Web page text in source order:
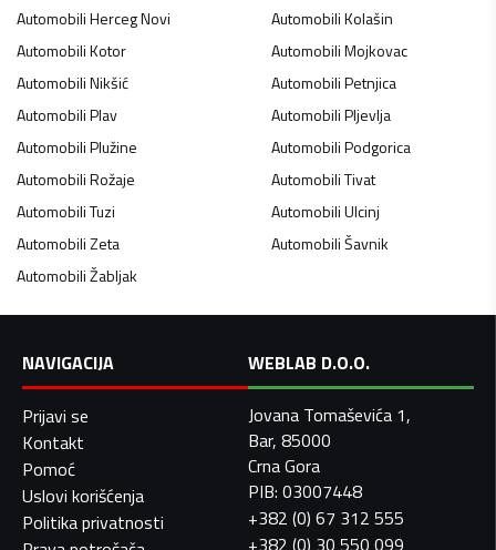
AutomobiliHerceg Novi AutomobiliKolašin
AutomobiliKotor AutomobiliMojkovac
AutomobiliNikšić AutomobiliPetnjica
AutomobiliPlav AutomobiliPljevlja
AutomobiliPlužine AutomobiliPodgorica
AutomobiliRožaje AutomobiliTivat
AutomobiliTuzi AutomobiliUlcinj
AutomobiliZeta AutomobiliŠavnik
AutomobiliŽabljak
NAVIGACIJA
Prijavi se
Kontakt
Pomoć
Uslovi korišćenja
Politika privatnosti
WEBLAB D.O.O.
Jovana Tomaševića 1,
Bar, 85000
Crna Gora
PIB: 03007448
+382 (0) 67 312 555
+382 (0) 30 550 099